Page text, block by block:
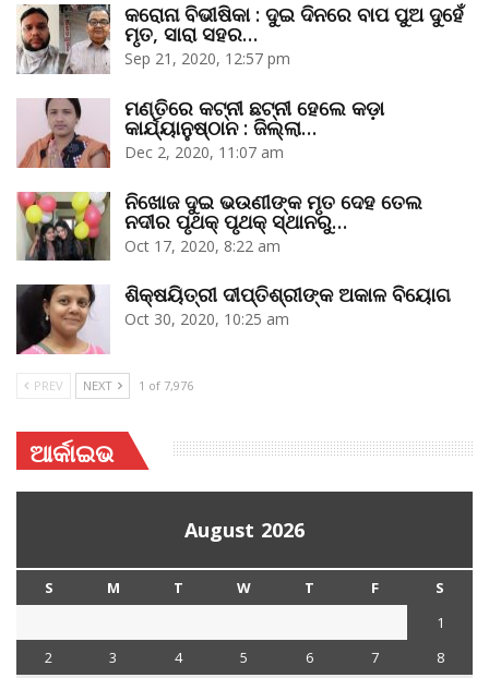
କରୋନା ବିଭୀଷିକା : ଦୁଇ ଦିନରେ ବାପ ପୁଅ ଦୁହେଁ
ମୃତ, ସାରା ସହର…
Sep 21, 2020, 12:57 pm
ମଣ୍ତିରେ କଟ୍‌ନୀ ଛଟ୍‌ନୀ ହେଲେ କଡ଼ା
କାର୍ଯ୍ୟାନୁଷ୍ଠାନ : ଜିଲ୍ଲା…
Dec 2, 2020, 11:07 am
ନିଖୋଜ ଦୁଇ ଭଉଣୀଙ୍କ ମୃତ ଦେହ ତେଲ
ନଦୀର ପୃଥକ୍‌ ପୃଥକ୍‌ ସ୍ଥାନରୁ…
Oct 17, 2020, 8:22 am
ଶିକ୍ଷୟିତ୍ରୀ ଦୀପ୍ତିଶ୍ରୀଙ୍କ ଅକାଳ ବିୟୋଗ
Oct 30, 2020, 10:25 am
PREV NEXT 1 of 7,976
ଆର୍କାଇଭ
August 2026
S M T W T F
S
1
2
3 4 5 6 7 8